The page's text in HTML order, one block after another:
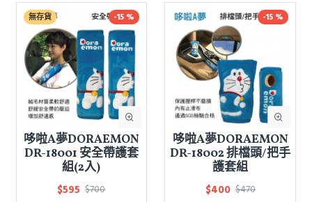
-15 %
無存貨
哆啦A夢DORAEMON
DR-18001 安全帶護套
組(2入)
$595 $700
-15 %
哆啦A夢DORAEMON
DR-18002 排檔頭/把手
護套組
$400 $470